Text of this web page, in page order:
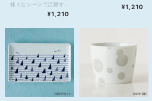
¥1,210
¥1,210